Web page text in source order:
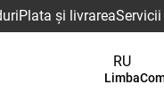
Plata și livrarea
RU
Limba